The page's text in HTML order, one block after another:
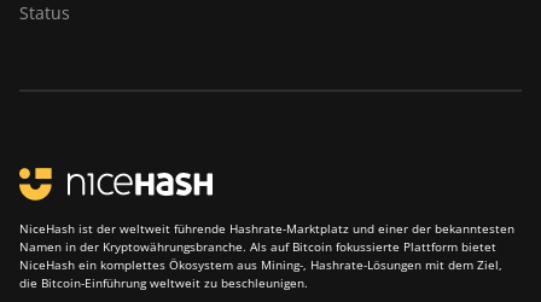
Status
NiceHash ist der weltweit führende Hashrate-Marktplatz und einer der bekanntesten
Namen in der Kryptowährungsbranche. Als auf Bitcoin fokussierte Plattform bietet
NiceHash ein komplettes Ökosystem aus Mining-, Hashrate-Lösungen mit dem Ziel,
die Bitcoin-Einführung weltweit zu beschleunigen.